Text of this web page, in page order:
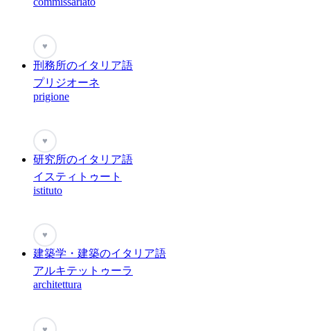
♥
刑務所のイタリア語
プリジオーネ
prigione
♥
研究所のイタリア語
イスティトゥート
istituto
♥
建築学・建築のイタリア語
アルキテットゥーラ
architettura